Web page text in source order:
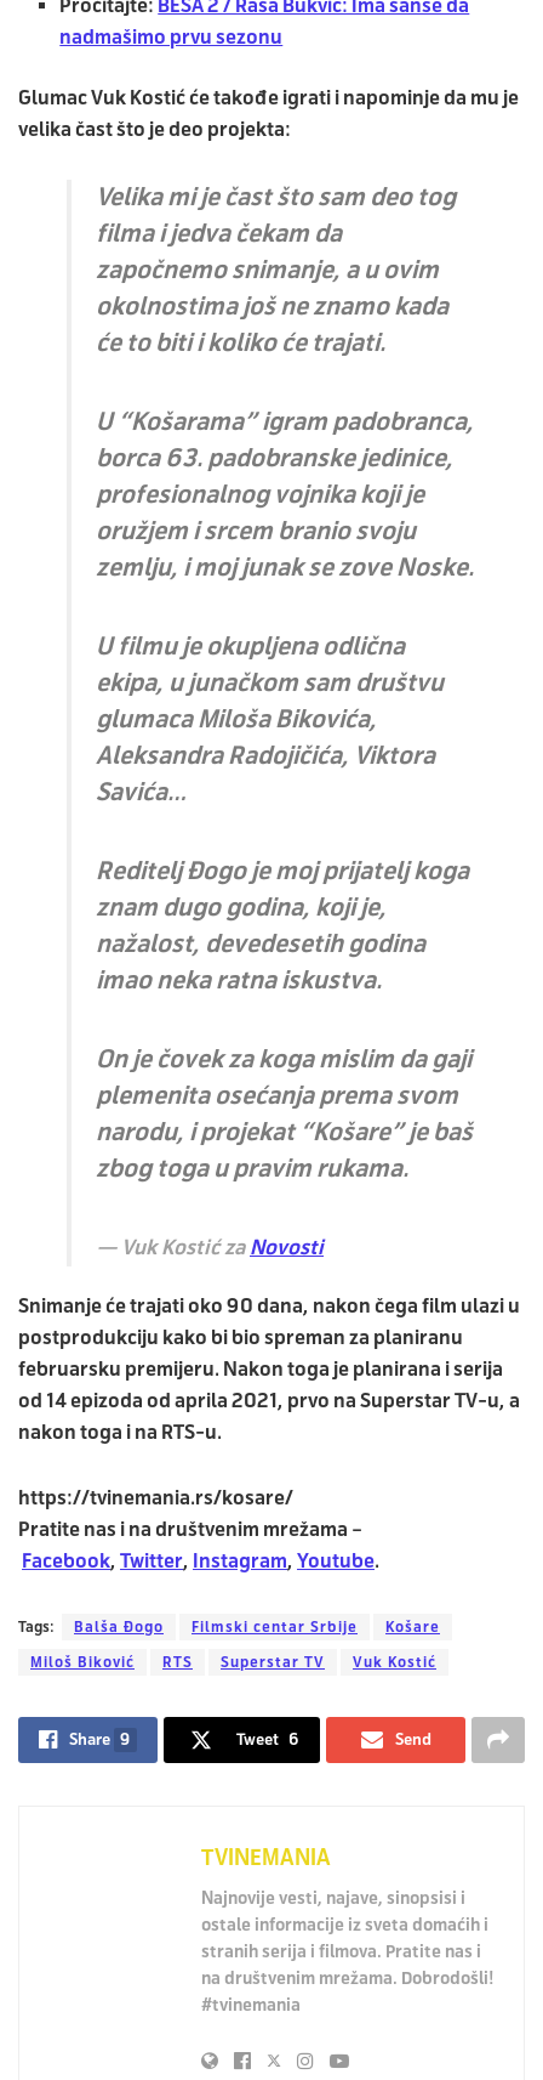
Pročitajte: BESA 2 / Raša Bukvić: Ima šanse da
nadmašimo prvu sezonu
GlumacVuk Kostićće takođe igrati i napominje da mu je
velika čast što je deo projekta:
Velika mi je čast što sam deo tog
filma i jedva čekam da
započnemo snimanje, a u ovim
okolnostima još ne znamo kada
će to biti i koliko će trajati.
U “Košarama” igram padobranca,
borca 63. padobranske jedinice,
profesionalnog vojnika koji je
oružjem i srcem branio svoju
zemlju, i moj junak se zove Noske.
U filmu je okupljena odlična
ekipa, u junačkom sam društvu
glumaca Miloša Bikovića,
Aleksandra Radojičića, Viktora
Savića…
Reditelj Đogo je moj prijatelj koga
znam dugo godina, koji je,
nažalost, devedesetih godina
imao neka ratna iskustva.
On je čovek za koga mislim da gaji
plemenita osećanja prema svom
narodu, i projekat “Košare” je baš
zbog toga u pravim rukama.
Vuk Kostić zaNovosti
Snimanje će trajati oko 90 dana, nakon čega film ulazi u
postprodukciju kako bi bio spreman za planiranu
februarsku premijeru. Nakon toga je planirana i serija
od 14 epizoda od aprila 2021, prvo na Superstar TV-u, a
nakon toga i na RTS-u.
https://tvinemania.rs/kosare/
Pratite nas i na društvenim mrežama –
Facebook, Twitter, Instagram, Youtube.
Tags: Balša Đogo Filmski centar Srbije Košare
Miloš Biković RTS Superstar TV Vuk Kostić
Share 9 Tweet 6 Send
TVINEMANIA
Najnovije vesti, najave, sinopsisi i
ostale informacije iz sveta domaćih i
stranih serija i filmova. Pratite nas i
na društvenim mrežama. Dobrodošli!
#tvinemania